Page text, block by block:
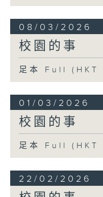
08/03/2026
校園的事
足本 Full
01/03/2026
校園的事
足本 Full
22/02/2026